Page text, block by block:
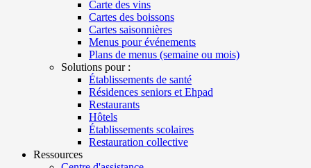
Carte des vins
Cartes des boissons
Cartes saisonnières
Menus pour événements
Plans de menus (semaine ou mois)
Solutions pour :
Établissements de santé
Résidences seniors et Ehpad
Restaurants
Hôtels
Établissements scolaires
Restauration collective
Ressources